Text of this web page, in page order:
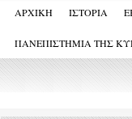
ΑΡΧΙΚΗ ΙΣΤΟΡΙΑ
ΠΑΝΕΠΙΣΤΗΜΙΑ ΤΗΣ